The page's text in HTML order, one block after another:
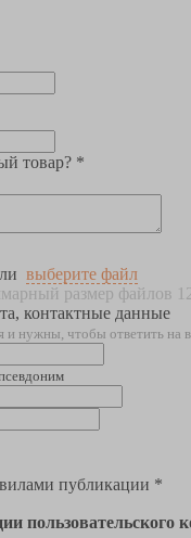
товар? *
выберите файл
размер файлов
контактные данные
и нужны, чтобы ответить на
публикации *
пользовательского